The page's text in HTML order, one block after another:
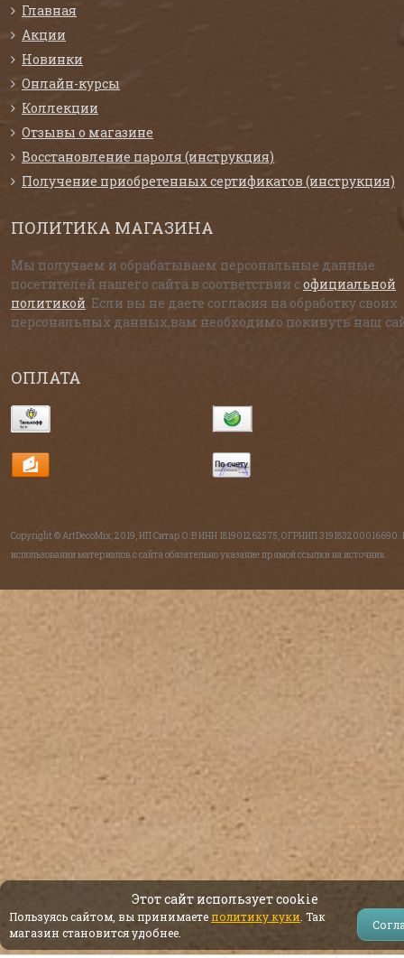
Главная
Акции
Новинки
Онлайн-курсы
Коллекции
Отзывы о магазине
Восстановление пароля (инструкция)
Получение приобретенных сертификатов (инструкция)
ПОЛИТИКА МАГАЗИНА
Мы получаем и обрабатываем персональные данные
посетителей нашего сайта в соответствии софициальной
политикой . Если вы не даете согласия на обработку своих
персональных данных,вам необходимо покинуть наш
ОПЛАТА
Copyright © ArtDecoMix, 2019, ИП Ситар О.В ИНН 181901262575, ОГРНИП 319183200016690.
использовании материалов с сайта обязательно указание прямой ссылки на источник.
Этот сайт использует cookie
Пользуясь сайтом, вы принимаете политику куки . Так
магазин становится удобнее.